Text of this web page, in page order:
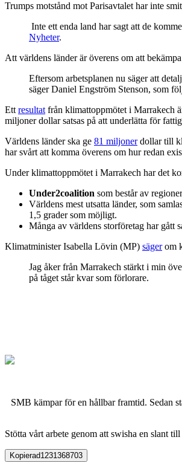
Trumps motstånd mot Parisavtalet har inte
Inte ett enda land har sagt att de
Nyheter.
Att världens länder är överens om att
Eftersom arbetsplanen nu säger att
säger Daniel Engström Stenson, som
Ett resultat från klimattoppmötet i Marrakech
miljoner dollar satsas på att underlätta för
Världens länder ska ge 81 miljonerdollar till
har svårt att komma överens om hur redan
Under klimattoppmötet i Marrakech har det
Under2coalition som består av
Världens mest utsatta länder, som
1,5 grader som möjligt.
Många av världens storföretag har gått
Klimatminister Isabella Lövin (MP) sägerom
Jag åker från Marrakech stärkt i min
på tåget står kvar som förlorare.
SMB kämpar för en hållbar framtid. Sedan
Stötta vårt arbete genom att swisha en slant till
Kopierad1231368703